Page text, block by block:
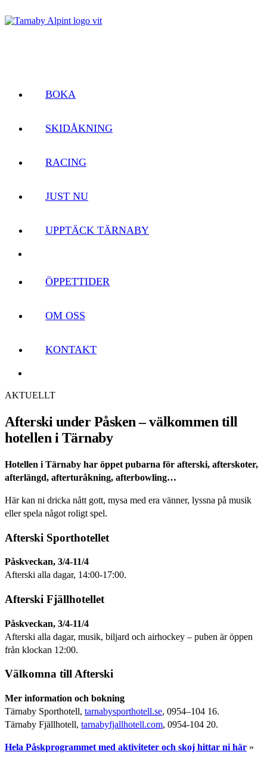
BOKA
SKIDÅKNING
RACING
JUST NU
UPPTÄCK TÄRNABY
ÖPPETTIDER
OM OSS
KONTAKT
AKTUELLT
Afterski under Påsken – välkommen till
hotellen i Tärnaby
Hotellen i Tärnaby har öppet pubarna för afterski, afterskoter,
afterlängd, afterturåkning, afterbowling…
Här kan ni dricka nått gott, mysa med era vänner, lyssna på musik
eller spela något roligt spel.
Afterski Sporthotellet
Påskveckan, 3/4-11/4
Afterski alla dagar, 14:00-17:00.
Afterski Fjällhotellet
Påskveckan, 3/4-11/4
Afterski alla dagar, musik, biljard och airhockey – puben är öppen
från klockan 12:00.
Välkomna till Afterski
Mer information och bokning
Tärnaby Sporthotell, tarnabysporthotell.se, 0954–104 16.
Tärnaby Fjällhotell, tarnabyfjallhotell.com, 0954-104 20.
Hela Påskprogrammet med aktiviteter och skoj hittar ni här »